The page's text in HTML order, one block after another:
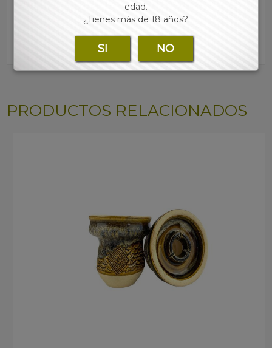
PRODUCTOS RELACIONADOS
edad.
¿Tienes más de 18 años?
SI NO